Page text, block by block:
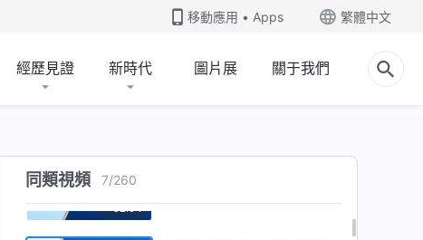
移動應用 • Apps 繁體中文
經歷見證 新時代 圖片展 關于我們
同類視頻 7/260
末世基督座談紀要《做誠實人最
52:04
末世基督座談紀要《達到性情變